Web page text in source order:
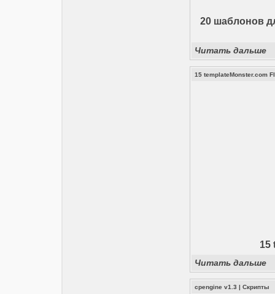
20 шаблонов
Читать дальше
15 templateMonster.com
15
Читать дальше
cpengine v1.3 | Скрипты